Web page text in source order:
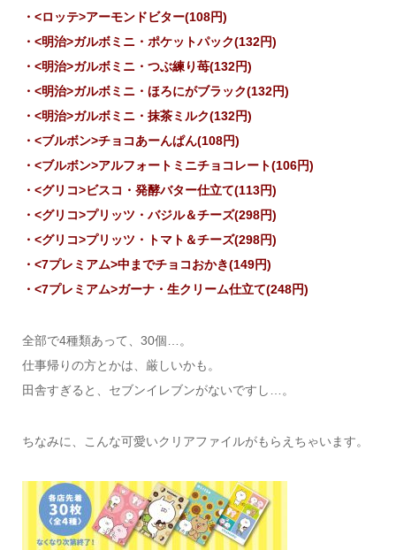
・<ロッテ>アーモンドビター(108円)
・<明治>ガルボミニ・ポケットパック(132円)
・<明治>ガルボミニ・つぶ練り苺(132円)
・<明治>ガルボミニ・ほろにがブラック(132円)
・<明治>ガルボミニ・抹茶ミルク(132円)
・<ブルボン>チョコあーんぱん(108円)
・<ブルボン>アルフォートミニチョコレート(106円)
・<グリコ>ビスコ・発酵バター仕立て(113円)
・<グリコ>プリッツ・バジル＆チーズ(298円)
・<グリコ>プリッツ・トマト＆チーズ(298円)
・<7プレミアム>中までチョコおかき(149円)
・<7プレミアム>ガーナ・生クリーム仕立て(248円)
全部で4種類あって、30個…。
仕事帰りの方とかは、厳しいかも。
田舎すぎると、セブンイレブンがないですし…。
ちなみに、こんな可愛いクリアファイルがもらえちゃいます。